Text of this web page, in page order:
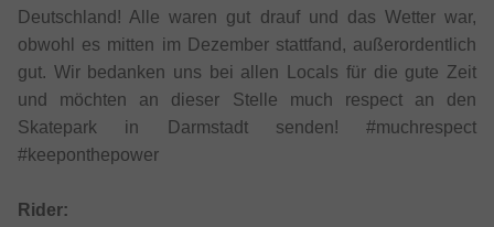
Deutschland! Alle waren gut drauf und das Wetter war,
obwohl es mitten im Dezember stattfand, außerordentlich
gut. Wir bedanken uns bei allen Locals für die gute Zeit
und möchten an dieser Stelle much respect an den
Skatepark in Darmstadt senden! #muchrespect
#keeponthepower
Rider: